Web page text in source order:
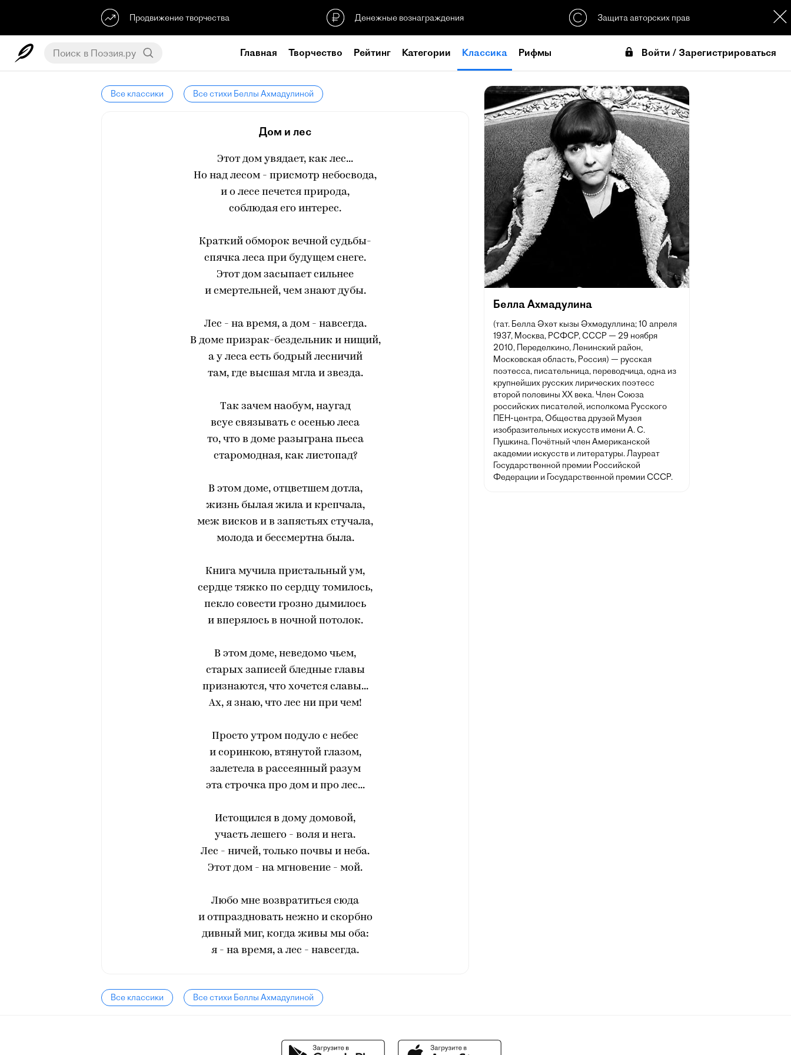
Продвижение творчества Денежные вознаграждения Защита авторских прав
Главная Творчество Рейтинг Категории Классика Рифмы Войти / Зарегистрироваться
Все классики Все стихи Беллы Ахмадулиной
Дом и лес
Этот дом увядает, как лес...
Но над лесом - присмотр небосвода,
и о лесе печется природа,
соблюдая его интерес.
Краткий обморок вечной судьбы-
спячка леса при будущем снеге.
Этот дом засыпает сильнее
и смертельней, чем знают дубы.
Лес - на время, а дом - навсегда.
В доме призрак-бездельник и нищий,
а у леса есть бодрый лесничий
там, где высшая мгла и звезда.
Так зачем наобум, наугад
всуе связывать с осенью леса
то, что в доме разыграна пьеса
старомодная, как листопад?
В этом доме, отцветшем дотла,
жизнь былая жила и крепчала,
меж висков и в запястьях стучала,
молода и бессмертна была.
Книга мучила пристальный ум,
сердце тяжко по сердцу томилось,
пекло совести грозно дымилось
и вперялось в ночной потолок.
В этом доме, неведомо чьем,
старых записей бледные главы
признаются, что хочется славы...
Ах, я знаю, что лес ни при чем!
Просто утром подуло с небес
и соринкою, втянутой глазом,
залетела в рассеянный разум
эта строчка про дом и про лес...
Истощился в дому домовой,
участь лешего - воля и нега.
Лес - ничей, только почвы и неба.
Этот дом - на мгновение - мой.
Любо мне возвратиться сюда
и отпраздновать нежно и скорбно
дивный миг, когда живы мы оба:
я - на время, а лес - навсегда.
Все классики Все стихи Беллы Ахмадулиной
Белла Ахмадулина
(тат. Белла Әхәт кызы Әхмәдуллина; 10 апреля
1937, Москва, РСФСР, СССР — 29 ноября
2010, Переделкино, Ленинский район,
Московская область, Россия) — русская
поэтесса, писательница, переводчица, одна из
крупнейших русских лирических поэтесс
второй половины XX века. Член Союза
российских писателей, исполкома Русского
ПЕН-центра, Общества друзей Музея
изобразительных искусств имени А. С.
Пушкина. Почётный член Американской
академии искусств и литературы. Лауреат
Государственной премии Российской
Федерации и Государственной премии СССР.